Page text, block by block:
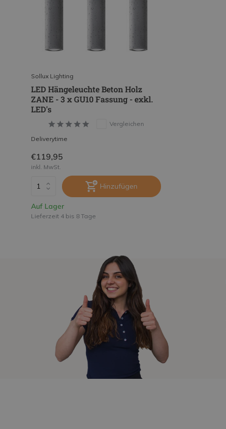
Sollux Lighting
LED Hängeleuchte Beton Holz
ZANE - 3 x GU10 Fassung - exkl.
LED's
Vergleichen
Deliverytime
€119,95
inkl. MwSt.
Hinzufügen
Auf Lager
Lieferzeit 4 bis 8 Tage